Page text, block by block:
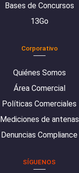
Bases de Concursos
13Go
Corporativo
Quiénes Somos
Área Comercial
Políticas Comerciales
Mediciones de antenas
Denuncias Compliance
SÍGUENOS